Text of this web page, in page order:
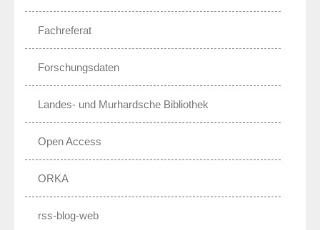
Fachreferat
Forschungsdaten
Landes- und Murhardsche Bibliothek
Open Access
ORKA
rss-blog-web